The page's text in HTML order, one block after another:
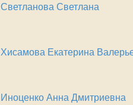
Светланова Светлана
Хисамова Екатерина
Иноценко Анна Дмитриевна